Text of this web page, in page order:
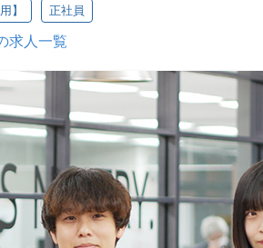
】 正社員
求人一覧